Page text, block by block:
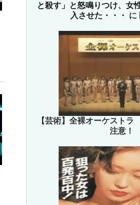
と殺す」と怒鳴りつけ、女
入させた・・・
に
【芸術】全裸オーケスト
注意！